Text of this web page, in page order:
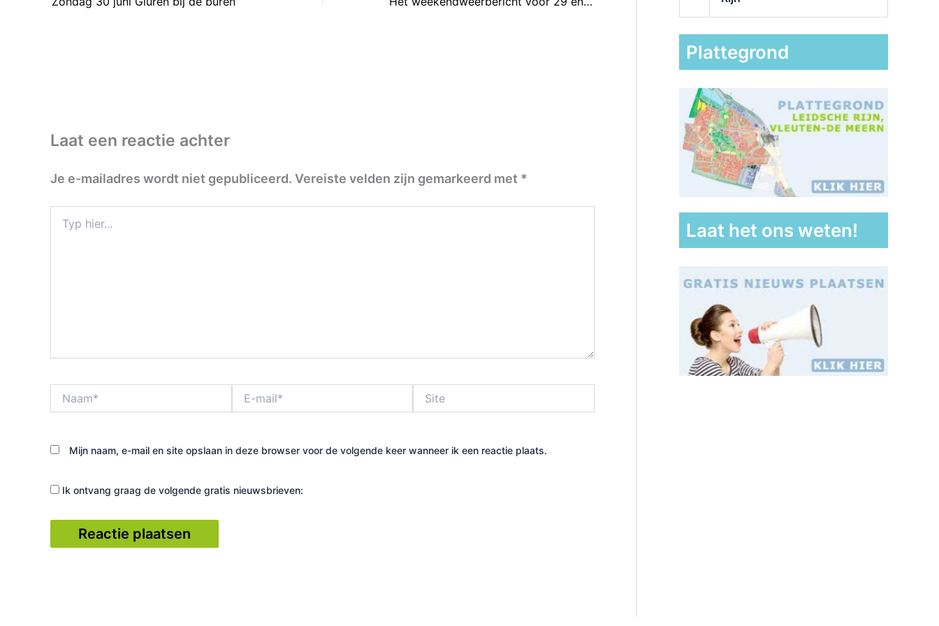
Laat een reactie achter
Je e-mailadres wordt niet gepubliceerd. Vereiste velden zijn gemarkeerd met *
hier...
mail*
Mijn naam, e-mail en site opslaan in deze browser voor de volgende keer wanneer ik een reactie plaats.
Ik ontvang graag de volgende gratis nieuwsbrieven:
Plattegrond
Laat het ons weten!